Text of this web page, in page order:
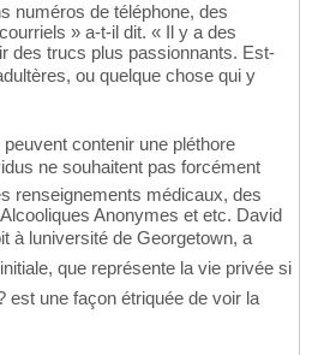
numéros de téléphone, des
» a-t-il dit. « Il y a des
des trucs plus passionnants. Est-
ou quelque chose qui y
contenir une pléthore
ne souhaitent pas forcément
renseignements médicaux, des
Anonymes et etc. David
à luniversité de Georgetown, a
que représente la vie privée si
est une façon étriquée de voir la